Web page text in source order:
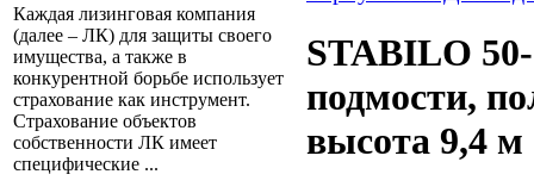
Каждая лизинговая компания
(далее – ЛК) для защиты своего
имущества, а также в
конкурентной борьбе использует
страхование как инструмент.
Страхование объектов
собственности ЛК имеет
специфические ...
STABILO
подмости,
высота 9,4 м